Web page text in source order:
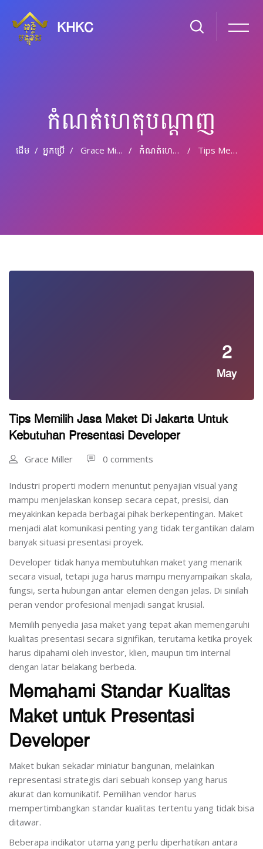
KHKC
កំណត់ហេតុបណ្ដាញ
ដើម អ្នកប្រើ Grace Miller កំណត់ហេតុបណ្តាញ Tips Memilih Jasa Maket Di Jakarta Untuk Kebutuhan Presentasi Developer
2
May
Tips Memilih Jasa Maket Di Jakarta Untuk
Kebutuhan Presentasi Developer
Grace Miller 0 comments
Industri properti modern menuntut penyajian visual yang
mampu menjelaskan konsep secara cepat, presisi, dan
meyakinkan kepada berbagai pihak berkepentingan. Maket
menjadi alat komunikasi penting yang tidak tergantikan dalam
banyak situasi presentasi proyek.
Developer tidak hanya membutuhkan maket yang menarik
secara visual, tetapi juga harus mampu menyampaikan skala,
fungsi, serta hubungan antar elemen dengan jelas. Di sinilah
peran vendor profesional menjadi sangat krusial.
Memilih penyedia jasa maket yang tepat akan memengaruhi
kualitas presentasi secara signifikan, terutama ketika proyek
harus dipahami oleh investor, klien, maupun tim internal
dengan latar belakang berbeda.
Memahami Standar Kualitas
Maket untuk Presentasi
Developer
Maket bukan sekadar miniatur bangunan, melainkan
representasi strategis dari sebuah konsep yang harus
akurat dan komunikatif. Pemilihan vendor harus
mempertimbangkan standar kualitas tertentu yang tidak bisa
ditawar.
Beberapa indikator utama yang perlu diperhatikan antara